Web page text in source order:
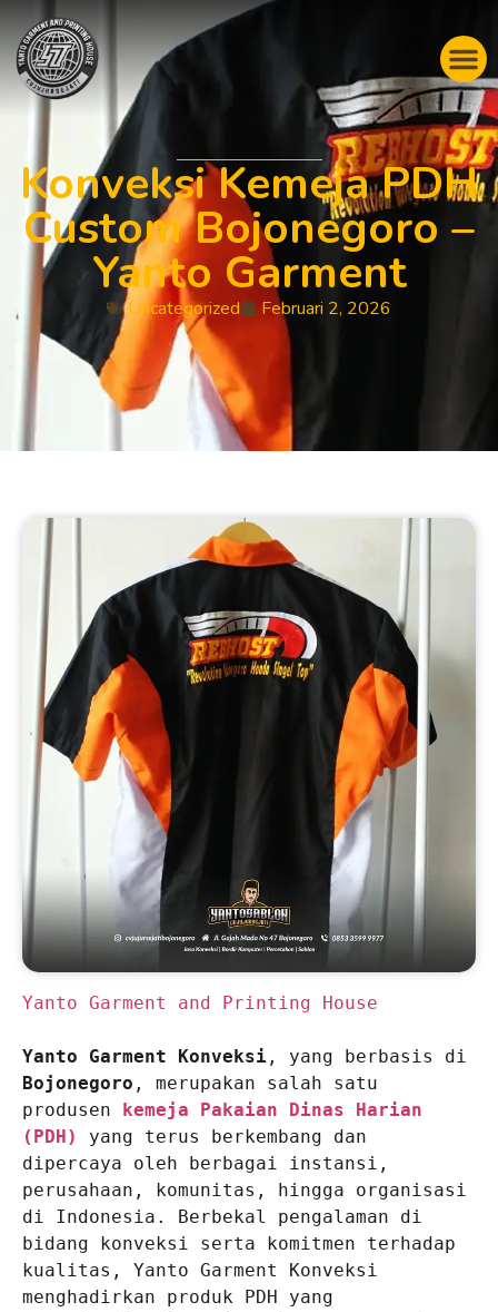
Konveksi Kemeja PDH
Custom Bojonegoro –
Yanto Garment
Uncategorized Februari 2, 2026
Yanto Garment and Printing House
Yanto Garment Konveksi
Bojonegoro , merupakan salah satu
produsen kemeja Pakaian Dinas Harian
(PDH)
yang terus berkembang dan
dipercaya oleh berbagai instansi,
perusahaan, komunitas, hingga organisasi
di Indonesia. Berbekal pengalaman di
bidang konveksi serta komitmen terhadap
kualitas, Yanto Garment Konveksi
menghadirkan produk PDH yang